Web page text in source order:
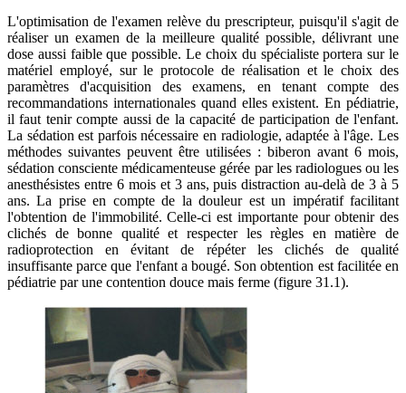
L'optimisation de l'examen relève du prescripteur, puisqu'il s'agit de
réaliser un examen de la meilleure qualité possible, délivrant une
dose aussi faible que possible. Le choix du spécialiste portera sur le
matériel employé, sur le protocole de réalisation et le choix des
paramètres d'acquisition des examens, en tenant compte des
recommandations internationales quand elles existent. En pédiatrie,
il faut tenir compte aussi de la capacité de participation de l'enfant.
La sédation est parfois nécessaire en radiologie, adaptée à l'âge. Les
méthodes suivantes peuvent être utilisées : biberon avant 6 mois,
sédation consciente médicamenteuse gérée par les radiologues ou les
anesthésistes entre 6 mois et 3 ans, puis distraction au-delà de 3 à 5
ans. La prise en compte de la douleur est un impératif facilitant
l'obtention de l'immobilité. Celle-ci est importante pour obtenir des
clichés de bonne qualité et respecter les règles en matière de
radioprotection en évitant de répéter les clichés de qualité
insuffisante parce que l'enfant a bougé. Son obtention est facilitée en
pédiatrie par une contention douce mais ferme (figure 31.1).